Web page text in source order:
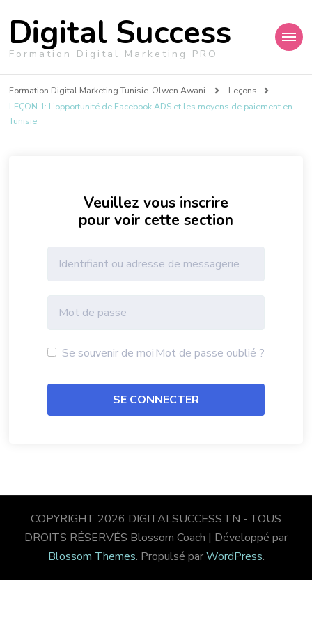
Digital Success
Formation Digital Marketing PRO
Formation Digital Marketing Tunisie-Olwen Awani
Leçons
LEÇON 1: L’opportunité de Facebook ADS et les moyens de paiement en
Tunisie
Veuillez vous inscrire
pour voir cette section
Se souvenir de moi Mot de passe oublié ?
COPYRIGHT 2026 DIGITALSUCCESS.TN - TOUS
DROITS RÉSERVÉS Blossom Coach | Développé par
Blossom Themes. Propulsé parWordPress.